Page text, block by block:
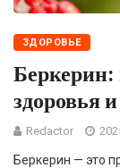
ЗДОРОВЬЕ
Беркерин:
здоровья
Redactor
Беркерин — это